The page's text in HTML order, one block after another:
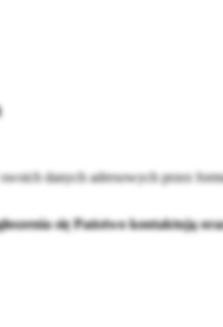
danych adresowych przez
się Państwo kontaktują